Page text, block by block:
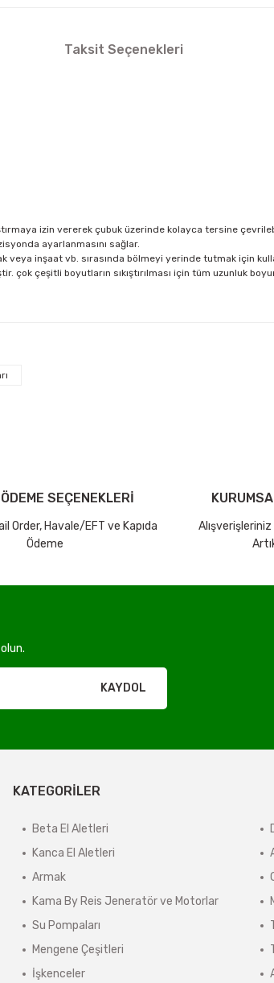
Taksit Seçenekleri
izin vererek çubuk üzerinde kolayca tersine
ayarlanmasını sağlar.
inşaat vb. sırasında bölmeyi yerinde tutmak için
çeşitli boyutların sıkıştırılması için tüm uzunluk
olmadan ücretsiz gönderilir
tabidir.
kargo ücreti karşı ödemeli olarak yansıtılabilir.
sistem tarafından otomatik olarak hesaplanmaktadır.
SEÇENEKLERİ
Order, Havale/EFT ve Kapıda
Ödeme
KAYDOL
KATEGORİLER
Beta El Aletleri
Kanca El Aletleri
Armak
Kama By Reis Jeneratör ve Motorlar
Su Pompaları
Mengene Çeşitleri
İşkenceler